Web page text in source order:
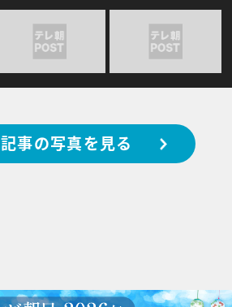
事の写真を見る